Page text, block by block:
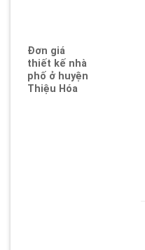
Đơn giá
thiết kế nhà
phố ở huyện
Thiệu Hóa